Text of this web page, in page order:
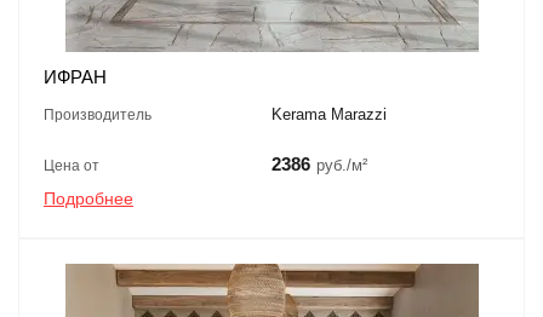
ИФРАН
Производитель Kerama Marazzi
Цена от 2386 руб./м²
Подробнее